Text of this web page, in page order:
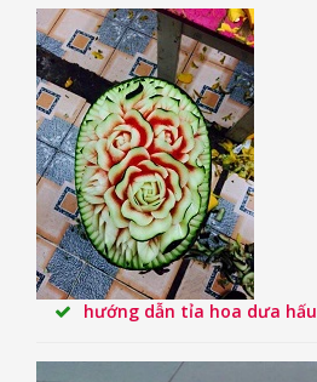
hướng dẫn tỉa hoa dưa hấu